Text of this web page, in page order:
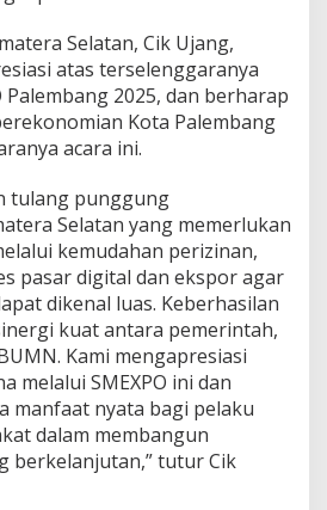
Selatan, Cik Ujang,
atas terselenggaranya
Palembang 2025, dan berharap
Kota Palembang
acara ini.
tulang punggung
Selatan yang memerlukan
kemudahan perizinan,
pasar digital dan ekspor agar
dikenal luas. Keberhasilan
kuat antara pemerintah,
Kami mengapresiasi
melalui SMEXPO ini dan
manfaat nyata bagi pelaku
dalam membangun
berkelanjutan,” tutur Cik